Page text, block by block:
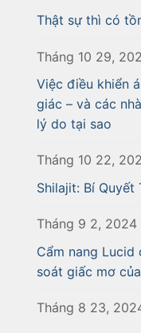
Thật sự thì có
Tháng 10 29,
Việc điều khiển
giác – và các
lý do tại sao
Tháng 10 22,
Shilajit: Bí Quyết
Tháng 9 2, 2024
Cẩm nang Lucid
soát giấc mơ
Tháng 8 23,